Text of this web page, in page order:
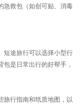
急救包（如创可贴、消毒
短途旅行可以选择小型行
是日常出行的好帮手，
旅行指南和纸质地图，以